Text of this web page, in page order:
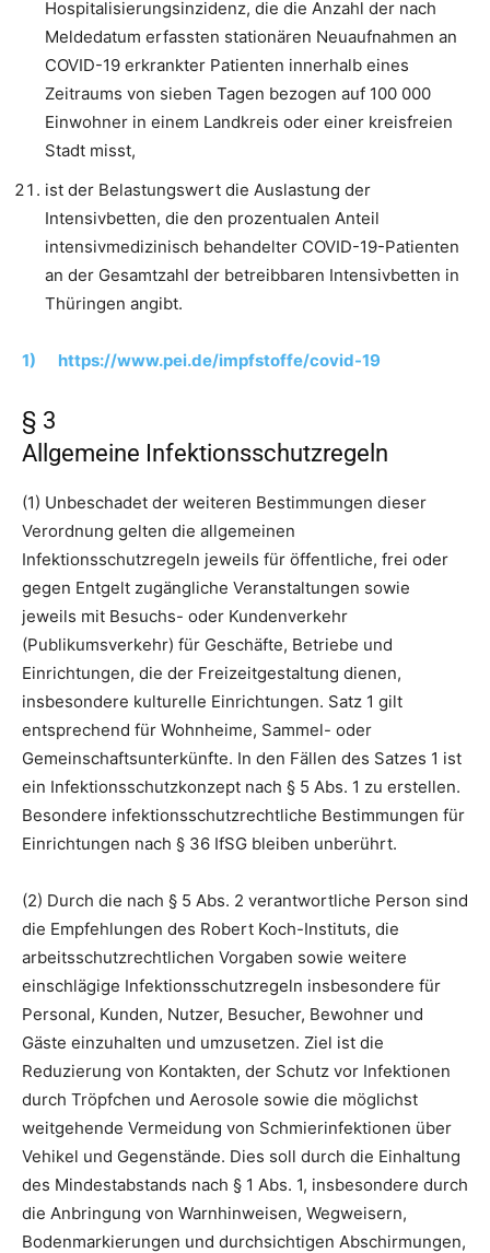
Hospitalisierungsinzidenz, die die Anzahl der nach
Meldedatum erfassten stationären Neuaufnahmen an
COVID-19 erkrankter Patienten innerhalb eines
Zeitraums von sieben Tagen bezogen auf 100 000
Einwohner in einem Landkreis oder einer kreisfreien
Stadt misst,
ist der Belastungswert die Auslastung der
Intensivbetten, die den prozentualen Anteil
intensivmedizinisch behandelter COVID-19-Patienten
an der Gesamtzahl der betreibbaren Intensivbetten in
Thüringen angibt.
1) https://www.pei.de/impfstoffe/covid-19
§ 3
Allgemeine Infektionsschutzregeln
(1) Unbeschadet der weiteren Bestimmungen dieser
Verordnung gelten die allgemeinen
Infektionsschutzregeln jeweils für öffentliche, frei oder
gegen Entgelt zugängliche Veranstaltungen sowie
jeweils mit Besuchs- oder Kundenverkehr
(Publikumsverkehr) für Geschäfte, Betriebe und
Einrichtungen, die der Freizeitgestaltung dienen,
insbesondere kulturelle Einrichtungen. Satz 1 gilt
entsprechend für Wohnheime, Sammel- oder
Gemeinschaftsunterkünfte. In den Fällen des Satzes 1 ist
ein Infektionsschutzkonzept nach § 5 Abs. 1 zu erstellen.
Besondere infektionsschutzrechtliche Bestimmungen für
Einrichtungen nach § 36 IfSG bleiben unberührt.
(2) Durch die nach § 5 Abs. 2 verantwortliche Person sind
die Empfehlungen des Robert Koch-Instituts, die
arbeitsschutzrechtlichen Vorgaben sowie weitere
einschlägige Infektionsschutzregeln insbesondere für
Personal, Kunden, Nutzer, Besucher, Bewohner und
Gäste einzuhalten und umzusetzen. Ziel ist die
Reduzierung von Kontakten, der Schutz vor Infektionen
durch Tröpfchen und Aerosole sowie die möglichst
weitgehende Vermeidung von Schmierinfektionen über
Vehikel und Gegenstände. Dies soll durch die Einhaltung
des Mindestabstands nach § 1 Abs. 1, insbesondere durch
die Anbringung von Warnhinweisen, Wegweisern,
Bodenmarkierungen und durchsichtigen Abschirmungen,